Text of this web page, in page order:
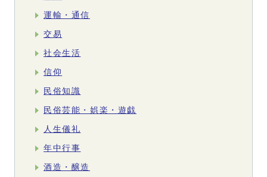
運輸・通信
交易
社会生活
信仰
民俗知識
民俗芸能・娯楽・遊戯
人生儀礼
年中行事
酒造・醸造